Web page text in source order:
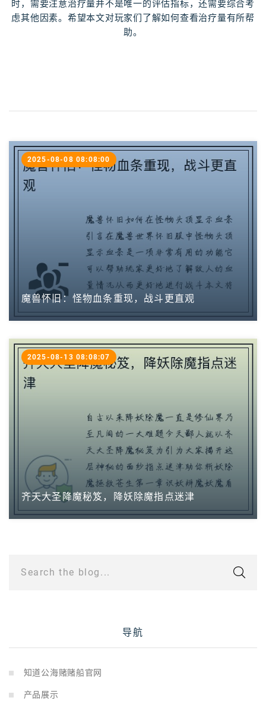
时，需要注意治疗量并不是唯一的评估指标，还需要综合考
虑其他因素。希望本文对玩家们了解如何查看治疗量有所帮
助。
魔兽怀旧：怪物血条重现，战斗更直观
2025-08-08 08:08:00
齐天大圣降魔秘笈，降妖除魔指点迷津
2025-08-13 08:08:07
Search the blog...
导航
知道公海赌赌船官网
产品展示